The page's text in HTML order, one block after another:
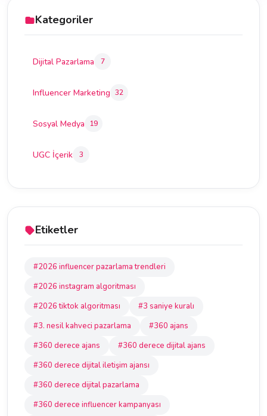
Kategoriler
Dijital Pazarlama 7
Influencer Marketing 32
Sosyal Medya 19
UGC İçerik 3
Etiketler
#2026 influencer pazarlama trendleri
#2026 instagram algoritması
#2026 tiktok algoritması
#3 saniye kuralı
#3. nesil kahveci pazarlama
#360 ajans
#360 derece ajans
#360 derece dijital ajans
#360 derece dijital iletişim ajansı
#360 derece dijital pazarlama
#360 derece influencer kampanyası